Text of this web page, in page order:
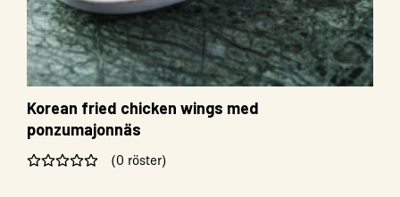
Korean fried chicken wings med
ponzumajonnäs
(0 röster)